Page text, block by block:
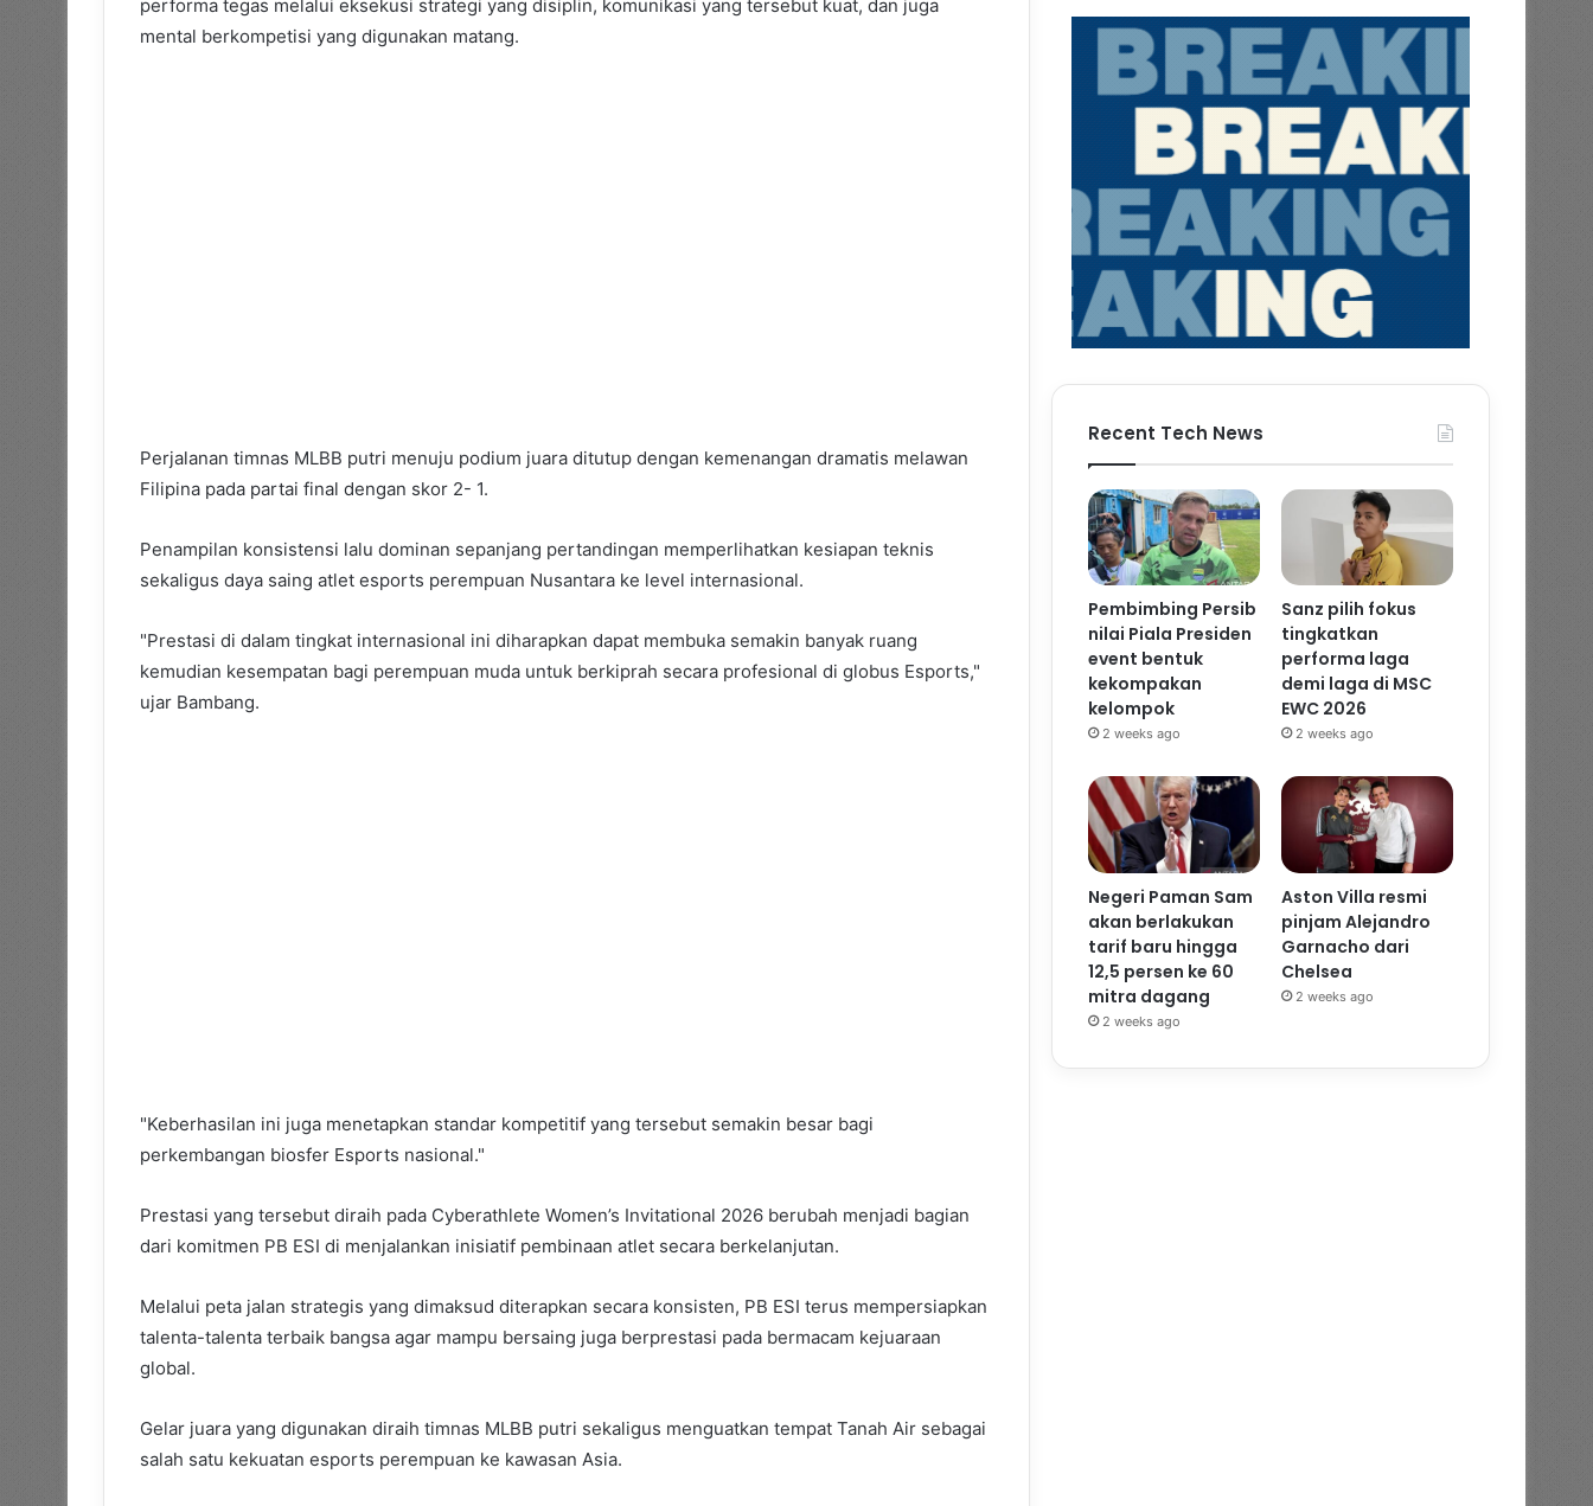
performa tegas melalui eksekusi strategi yang disiplin, komunikasi yang tersebut kuat, dan juga
mental berkompetisi yang digunakan matang.
Perjalanan timnas MLBB putri menuju podium juara ditutup dengan kemenangan dramatis melawan
Filipina pada partai final dengan skor 2- 1.
Penampilan konsistensi lalu dominan sepanjang pertandingan memperlihatkan kesiapan teknis
sekaligus daya saing atlet esports perempuan Nusantara ke level internasional.
"Prestasi di dalam tingkat internasional ini diharapkan dapat membuka semakin banyak ruang
kemudian kesempatan bagi perempuan muda untuk berkiprah secara profesional di globus Esports,"
ujar Bambang.
"Keberhasilan ini juga menetapkan standar kompetitif yang tersebut semakin besar bagi
perkembangan biosfer Esports nasional."
Prestasi yang tersebut diraih pada Cyberathlete Women’s Invitational 2026 berubah menjadi bagian
dari komitmen PB ESI di menjalankan inisiatif pembinaan atlet secara berkelanjutan.
Melalui peta jalan strategis yang dimaksud diterapkan secara konsisten, PB ESI terus mempersiapkan
talenta-talenta terbaik bangsa agar mampu bersaing juga berprestasi pada bermacam kejuaraan
global.
Gelar juara yang digunakan diraih timnas MLBB putri sekaligus menguatkan tempat Tanah Air sebagai
salah satu kekuatan esports perempuan ke kawasan Asia.
Recent Tech News
Pembimbing Persib
nilai Piala Presiden
event bentuk
kekompakan
kelompok
2 weeks ago
Sanz pilih fokus
tingkatkan
performa laga
demi laga di MSC
EWC 2026
2 weeks ago
Negeri Paman Sam
akan berlakukan
tarif baru hingga
12,5 persen ke 60
mitra dagang
2 weeks ago
Aston Villa resmi
pinjam Alejandro
Garnacho dari
Chelsea
2 weeks ago